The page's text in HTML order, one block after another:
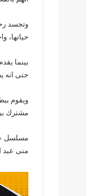
وتجسد
حياتها،
بينما
حتى انه
ويقوم
مشترك
مسلسل
منى عبد